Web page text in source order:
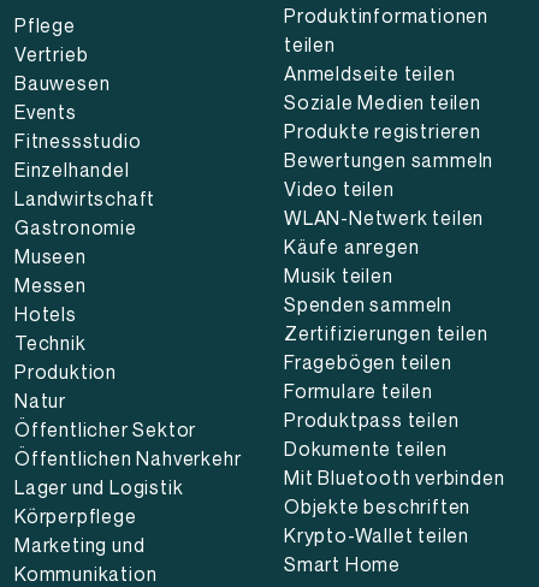
Pflege
Vertrieb
Bauwesen
Events
Fitnessstudio
Einzelhandel
Landwirtschaft
Gastronomie
Museen
Messen
Hotels
Technik
Produktion
Natur
Öffentlicher Sektor
Öffentlichen Nahverkehr
Lager und Logistik
Körperpflege
Marketing und
Kommunikation
Produktinformationen
teilen
Anmeldseite teilen
Soziale Medien teilen
Produkte registrieren
Bewertungen sammeln
Video teilen
WLAN-Netwerk teilen
Käufe anregen
Musik teilen
Spenden sammeln
Zertifizierungen teilen
Fragebögen teilen
Formulare teilen
Produktpass teilen
Dokumente teilen
Mit Bluetooth verbinden
Objekte beschriften
Krypto-Wallet teilen
Smart Home